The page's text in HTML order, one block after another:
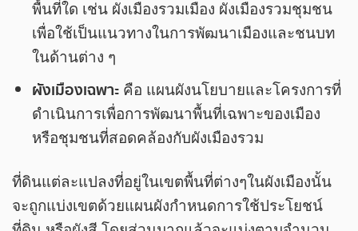
พื้นที่ใด เช่น ผังเมืองรวมเมือง ผังเมืองรวมชุมชน
เพื่อใช้เป็นแนวทางในการพัฒนาเมืองและชนบท
ในด้านต่าง ๆ
ผังเมืองเฉพาะคือ แผนผังนโยบายและโครงการที่
ดำเนินการเพื่อการพัฒนาพื้นที่เฉพาะของเมือง
หรือชุมชนที่สอดคล้องกับผังเมืองรวม
ที่ดินแต่ละแปลงที่อยู่ในเขตพื้นที่ต่างๆในผังเมืองนั้น
จะถูกแบ่งเขตด้วยแผนผังกำหนดการใช้ประโยชน์